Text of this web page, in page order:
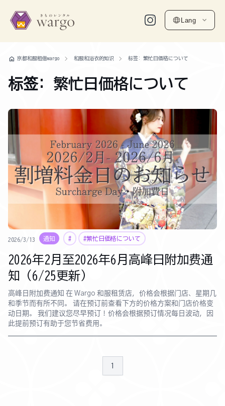
Lang
home 京都和服租借wargo 和服和浴衣的知识 标签: 繁忙日価格について
标签: 繁忙日価格について
2026/3/13 通知 # #繁忙日価格について
2026年2月至2026年6月高峰日附加费通
知（6/25更新）
高峰日附加费通知 在 Wargo 和服租赁店，价格会根据门店、星期几
和季节而有所不同。 请在预订前查看下方的价格方案和门店价格变
动日期。 我们建议您尽早预订！价格会根据预订情况每日波动，因
此提前预订有助于您节省费用。
1